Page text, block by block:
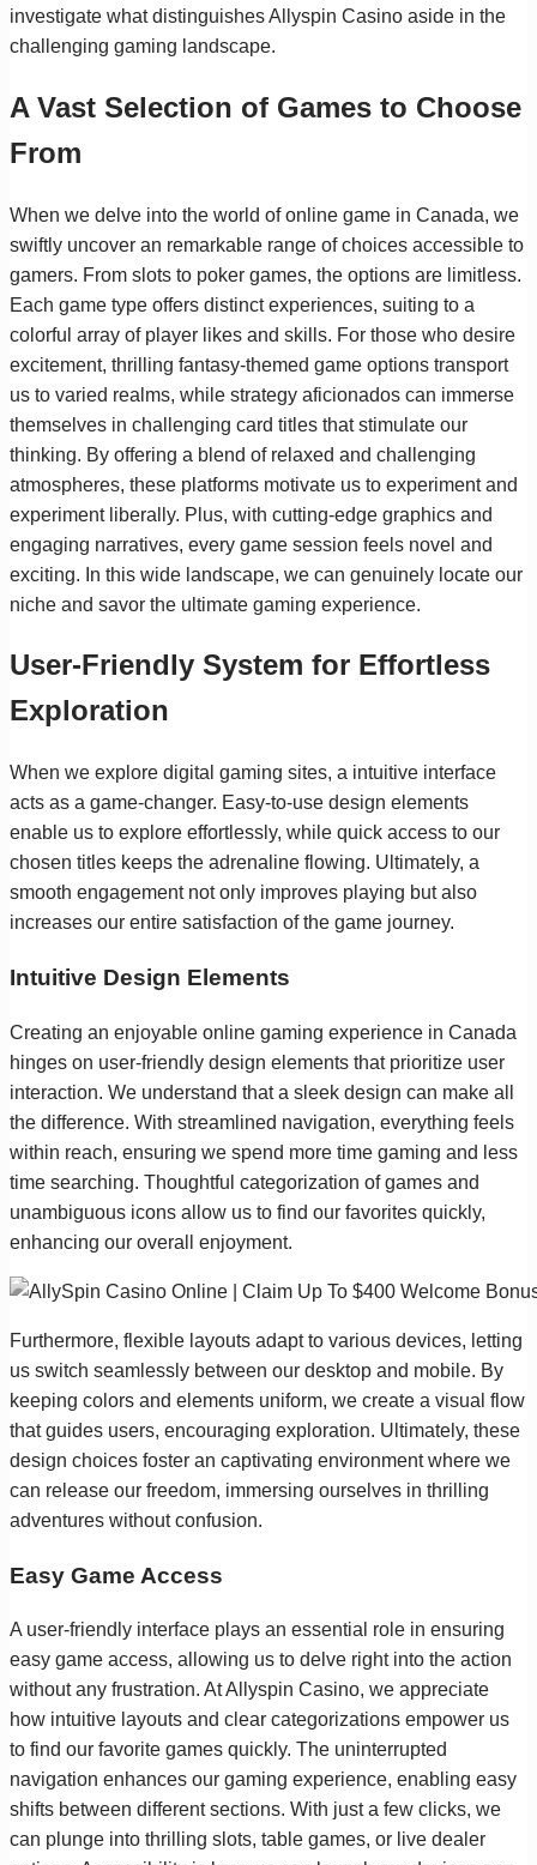
investigate what distinguishes Allyspin Casino aside in the
challenging gaming landscape.
A Vast Selection of Games to Choose
From
When we delve into the world of online game in Canada, we
swiftly uncover an remarkable range of choices accessible to
gamers. From slots to poker games, the options are limitless.
Each game type offers distinct experiences, suiting to a
colorful array of player likes and skills. For those who desire
excitement, thrilling fantasy-themed game options transport
us to varied realms, while strategy aficionados can immerse
themselves in challenging card titles that stimulate our
thinking. By offering a blend of relaxed and challenging
atmospheres, these platforms motivate us to experiment and
experiment liberally. Plus, with cutting-edge graphics and
engaging narratives, every game session feels novel and
exciting. In this wide landscape, we can genuinely locate our
niche and savor the ultimate gaming experience.
User-Friendly System for Effortless
Exploration
When we explore digital gaming sites, a intuitive interface
acts as a game-changer. Easy-to-use design elements
enable us to explore effortlessly, while quick access to our
chosen titles keeps the adrenaline flowing. Ultimately, a
smooth engagement not only improves playing but also
increases our entire satisfaction of the game journey.
Intuitive Design Elements
Creating an enjoyable online gaming experience in Canada
hinges on user-friendly design elements that prioritize user
interaction. We understand that a sleek design can make all
the difference. With streamlined navigation, everything feels
within reach, ensuring we spend more time gaming and less
time searching. Thoughtful categorization of games and
unambiguous icons allow us to find our favorites quickly,
enhancing our overall enjoyment.
Furthermore, flexible layouts adapt to various devices, letting
us switch seamlessly between our desktop and mobile. By
keeping colors and elements uniform, we create a visual flow
that guides users, encouraging exploration. Ultimately, these
design choices foster an captivating environment where we
can release our freedom, immersing ourselves in thrilling
adventures without confusion.
Easy Game Access
A user-friendly interface plays an essential role in ensuring
easy game access, allowing us to delve right into the action
without any frustration. At Allyspin Casino, we appreciate
how intuitive layouts and clear categorizations empower us
to find our favorite games quickly. The uninterrupted
navigation enhances our gaming experience, enabling easy
shifts between different sections. With just a few clicks, we
can plunge into thrilling slots, table games, or live dealer